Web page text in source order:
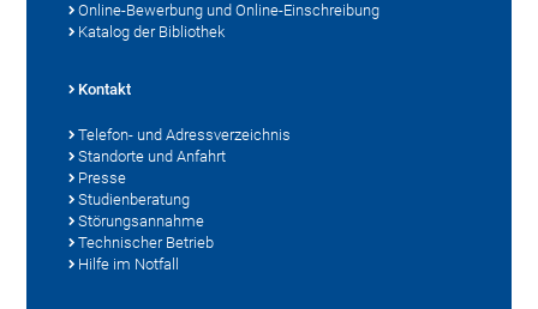
Online-Bewerbung und Online-Einschreibung
Katalog der Bibliothek
Kontakt
Telefon- und Adressverzeichnis
Standorte und Anfahrt
Presse
Studienberatung
Störungsannahme
Technischer Betrieb
Hilfe im Notfall